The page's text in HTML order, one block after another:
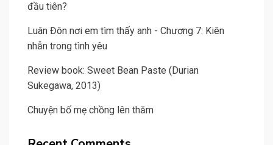
đầu tiên?
Luân Đôn nơi em tìm thấy anh - Chương 7: Kiên
nhẫn trong tình yêu
Review book: Sweet Bean Paste (Durian
Sukegawa, 2013)
Chuyện bố mẹ chồng lên thăm